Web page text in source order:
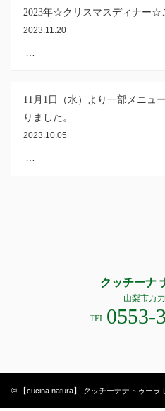
2023年☆クリスマスディナー☆
2023.11.20
11月1日（水）より一部メニュ
りました。
2023.10.05
クッチーナ
山梨市万
TEL.0553-
© 【cucina natura】 クッチーナナトゥー